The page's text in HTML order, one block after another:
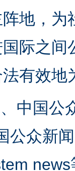
地，
际之
有效地
中国公
公众新